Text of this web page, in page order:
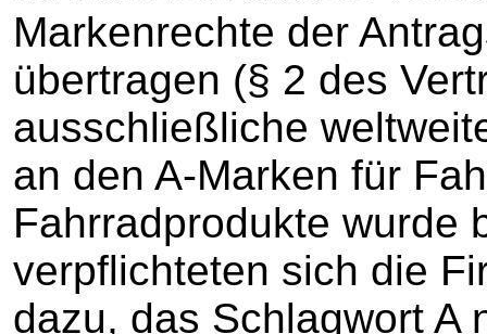
Markenrechte der
übertragen (§ 2 des
ausschließliche
an den A-Marken für
Fahrradprodukte wurde
verpflichteten sich die
dazu, das Schlagwort A